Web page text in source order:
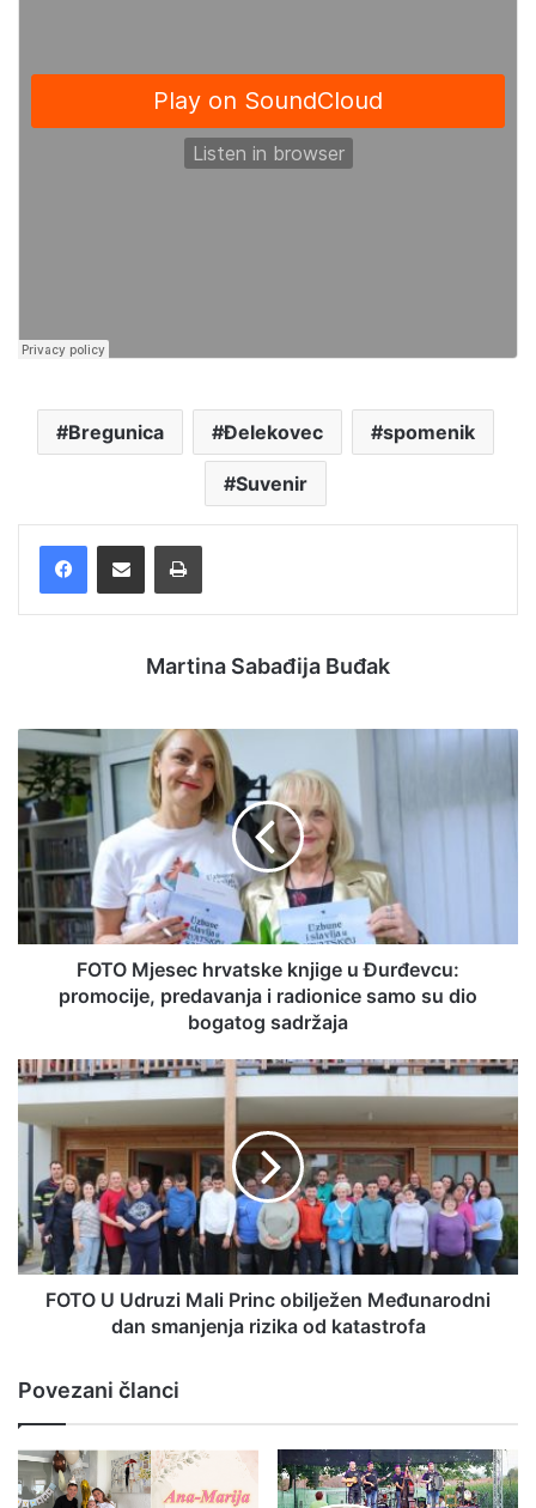
Bregunica Đelekovec spomenik
Suvenir
Martina Sabađija Buđak
FOTO Mjesec hrvatske knjige u Đurđevcu:
promocije, predavanja i radionice samo su dio
bogatog sadržaja
FOTO U Udruzi Mali Princ obilježen Međunarodni
dan smanjenja rizika od katastrofa
Povezani članci